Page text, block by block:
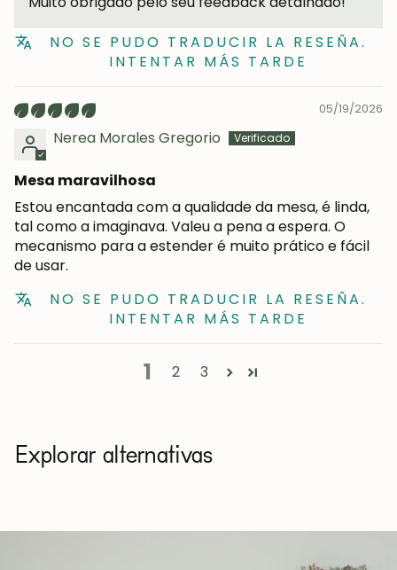
NO SE PUDO TRADUCIR LA RESEÑA.
INTENTAR MÁS TARDE
05/19/2026
Nerea Morales Gregorio
Mesa maravilhosa
Estou encantada com a qualidade da mesa, é linda,
tal como a imaginava. Valeu a pena a espera. O
mecanismo para a estender é muito prático e fácil
de usar.
NO SE PUDO TRADUCIR LA RESEÑA.
INTENTAR MÁS TARDE
1 2 3
Explorar alternativas